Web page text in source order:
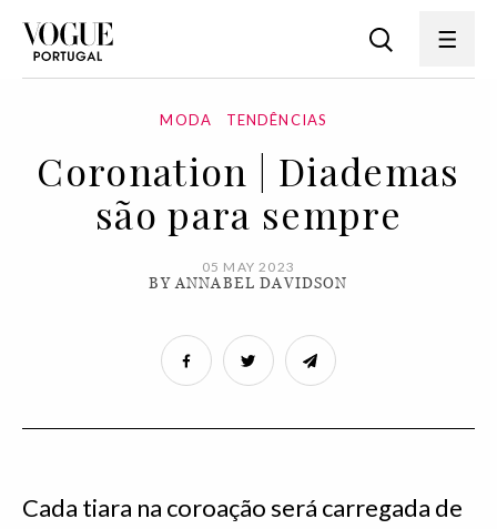
MODA TENDÊNCIAS
Coronation | Diademas
são para sempre
05 MAY 2023
BY ANNABEL DAVIDSON
Cada tiara na coroação será carregada de